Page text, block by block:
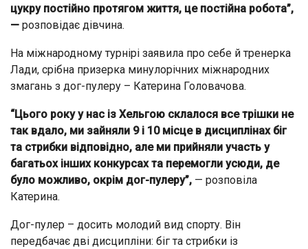
цукру постійно протягом життя, це постійна робота”,
— розповідає дівчина.
На міжнародному турнірі заявила про себе й тренерка
Лади, срібна призерка минулорічних міжнародних
змагань з дог-пулеру – Катерина Головачова.
“Цього року у нас із Хельгою склалося все трішки не
так вдало, ми зайняли 9 і 10 місце в дисциплінах біг
та стрибки відповідно, але ми прийняли участь у
багатьох інших конкурсах та перемогли усюди, де
було можливо, окрім дог-пулеру”, — розповіла
Катерина.
Дог-пулер – досить молодий вид спорту. Він
передбачає дві дисципліни: біг та стрибки із